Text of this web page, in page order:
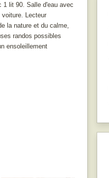
1 lit 90. Salle d'eau avec
Lecteur
la nature et du calme,
randos possibles
ensoleillement